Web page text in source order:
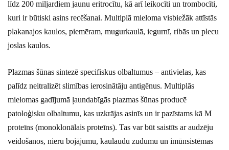
līdz 200 miljardiem jaunu eritrocītu, kā arī leikocīti un trombocīti,
kuri ir būtiski asins recēšanai. Multiplā mieloma visbiežāk attīstās
plakanajos kaulos, piemēram, mugurkaulā, iegurnī, ribās un plecu
joslas kaulos.
Plazmas šūnas sintezē specifiskus olbaltumus – antivielas, kas
palīdz neitralizēt slimības ierosinātāju antigēnus. Multiplās
mielomas gadījumā ļaundabīgās plazmas šūnas producē
patoloģisku olbaltumu, kas uzkrājas asinīs un ir pazīstams kā M
proteīns (monoklonālais proteīns). Tas var būt saistīts ar audzēju
veidošanos, nieru bojājumu, kaulaudu zudumu un imūnsistēmas